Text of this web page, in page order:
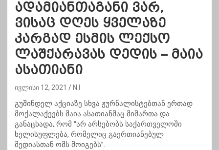
ადამიანთაგანი ვარ,
ვისაც დღეს ყველაზე
კარგად ესმის ლექსო
ლაშქარავას დედის – მაია
ასათიანი
ივლისი 12, 2021 N.I
გუშინდელ აქციაზე სხვა ჟურნალისტებთან ერთად
მოქალაქეებს მაია ასათიანმაც მიმართა და
განაცხადა, რომ “არ არსებობს საქართველოში
ხელისუფლება, რომელიც გაერთიანებულ
მედიასთან ომს მოიგებს”.